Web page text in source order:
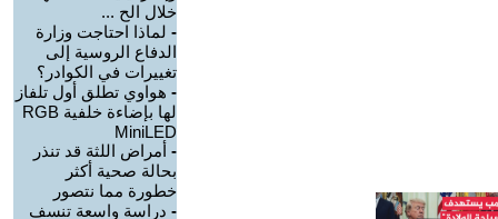
خلال الح ...
- لماذا احتاجت وزارة
الدفاع الروسية إلى
تغييرات في الكوادر؟
- هواوي تطلق أول تلفاز
لها بإضاءة خلفية RGB
MiniLED
- أمراض اللثة قد تنذر
بحالة صحية أكثر
خطورة مما نتصور
- دراسة واسعة تنسف